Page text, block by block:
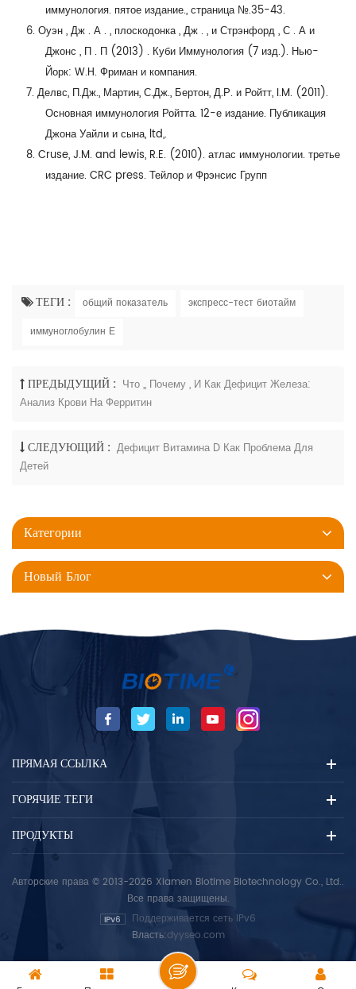
иммунология. пятое издание., страница №.35-43.
6. Оуэн , Дж . А . , плоскодонка , Дж . , и Стрэнфорд , С . А и
Джонс , П . П (2013) . Куби Иммунология (7 изд.). Нью-
Йорк: W.H. Фриман и компания.
7. Делвс, П.Дж., Мартин, С.Дж., Бертон, Д.Р. и Ройтт, I.M. (2011).
Основная иммунология Ройтта. 12-е издание. Публикация
Джона Уайли и сына, ltd,.
8. Cruse, J.M. and lewis, R.E. (2010). атлас иммунологии. третье
издание. CRC press. Тейлор и Фрэнсис Групп
ТЕГИ : общий показатель
экспресс-тест биотайм
иммуноглобулин Е
ПРЕДЫДУЩИЙ : Что ,, Почему , И Как Дефицит Железа:
Анализ Крови На Ферритин
СЛЕДУЮЩИЙ : Дефицит Витамина D Как Проблема Для
Детей
Категории
Новый Блог
ПРЯМАЯ ССЫЛКА
ГОРЯЧИЕ ТЕГИ
ПРОДУКТЫ
Авторские права © 2013-2026 Xiamen Biotime Biotechnology Co., Ltd..
Все права защищены.
Поддерживается сеть IPv6
Власть:dyyseo.com